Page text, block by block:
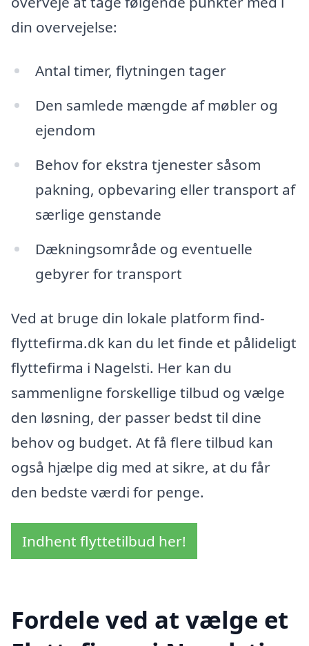
din overvejelse:
Antal timer, flytningen tager
Den samlede mængde af møbler og
ejendom
Behov for ekstra tjenester såsom
pakning, opbevaring eller transport af
særlige genstande
Dækningsområde og eventuelle
gebyrer for transport
Ved at bruge din lokale platform find-
flyttefirma.dk kan du let finde et pålideligt
flyttefirma i Nagelsti. Her kan du
sammenligne forskellige tilbud og vælge
den løsning, der passer bedst til dine
behov og budget. At få flere tilbud kan
også hjælpe dig med at sikre, at du får
den bedste værdi for penge.
Indhent flyttetilbud her!
Fordele ved at vælge et